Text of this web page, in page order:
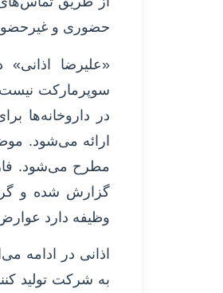
حضوری و
«علیرضا اذانی»
سوپرمارکت
در داروخانه‌ها
ارائه می‌شود.
مطرح می‌شود.
گزارش شده و
وظیفه دارد
اذانی در ادامه
به شرکت تولید